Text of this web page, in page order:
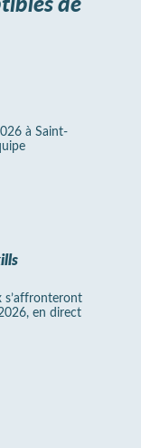
à Saint-
s’affronteront
en direct